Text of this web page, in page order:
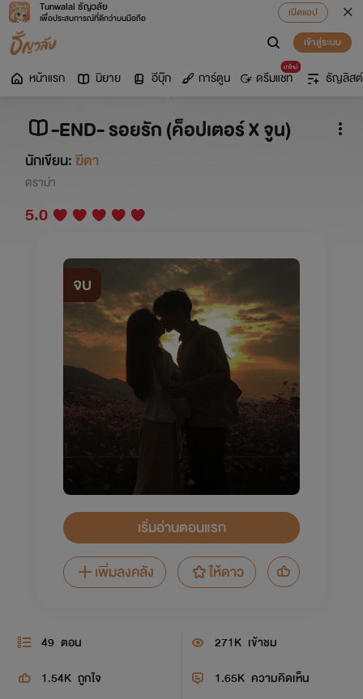
Tunwalai ธัญวลัย
เพื่อประสบการณ์ที่ดีกว่าบนมือถือ
เปิดแอป
เข้าสู่ระบบ
หน้าแรก นิยาย อีบุ๊ก การ์ตูน
มาใหม่
ดรีมแชท ธัญลิสต์
-END- รอยรัก (ค็อปเตอร์ X จูน)
นักเขียน:ฆีตา
ดราม่า
5.0
จบ
เริ่มอ่านตอนแรก
เพิ่มลงคลัง
ให้ดาว
49 ตอน 271K เข้าชม
1.54K ถูกใจ 1.65K ความคิดเห็น